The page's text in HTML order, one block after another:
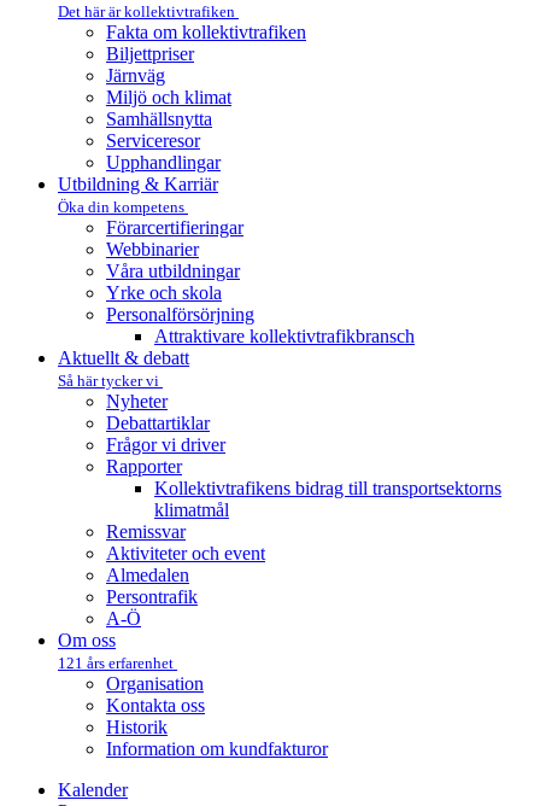
Det här är kollektivtrafiken
Fakta om kollektivtrafiken
Biljettpriser
Järnväg
Miljö och klimat
Samhällsnytta
Serviceresor
Upphandlingar
Utbildning & Karriär
Öka din kompetens
Förarcertifieringar
Webbinarier
Våra utbildningar
Yrke och skola
Personalförsörjning
Attraktivare kollektivtrafik­bransch
Aktuellt & debatt
Så här tycker vi
Nyheter
Debattartiklar
Frågor vi driver
Rapporter
Kollektivtrafikens bidrag till transportsektorns
klimatmål
Remissvar
Aktiviteter och event
Almedalen
Persontrafik
A-Ö
Om oss
121 års erfarenhet
Organisation
Kontakta oss
Historik
Information om kundfakturor
Kalender